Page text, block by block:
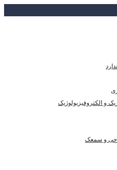
و الکتروفیزیولوژیک
و سمعک